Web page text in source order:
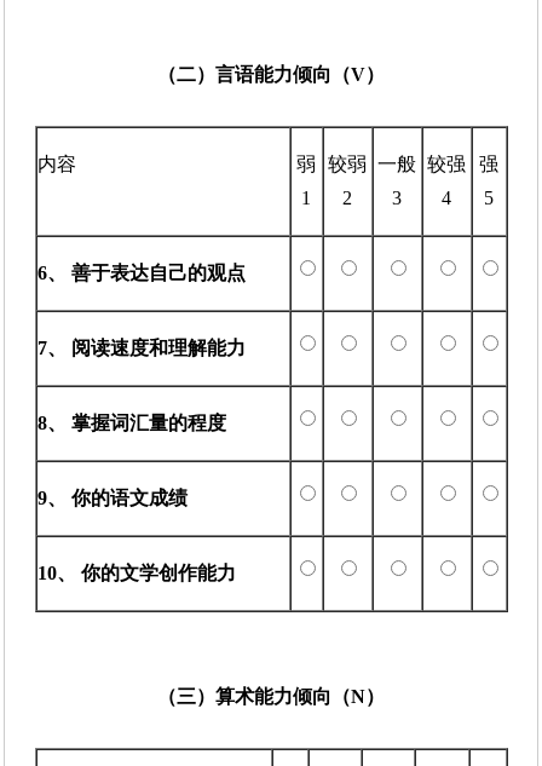
（二）言语能力倾向（V）
内容
弱
1
较弱
2
一般
3
较强
4
强
5
6、 善于表达自己的观点
7、 阅读速度和理解能力
8、 掌握词汇量的程度
9、 你的语文成绩
10、 你的文学创作能力
（三）算术能力倾向（N）